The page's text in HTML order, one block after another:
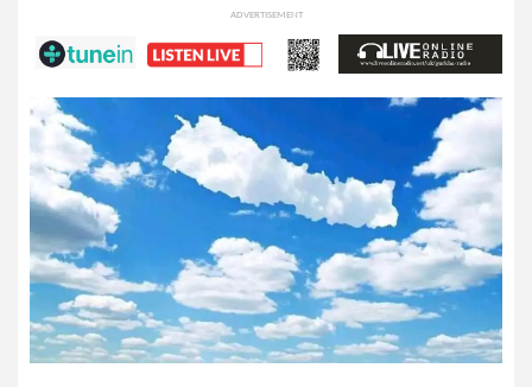
ADVERTISEMENT